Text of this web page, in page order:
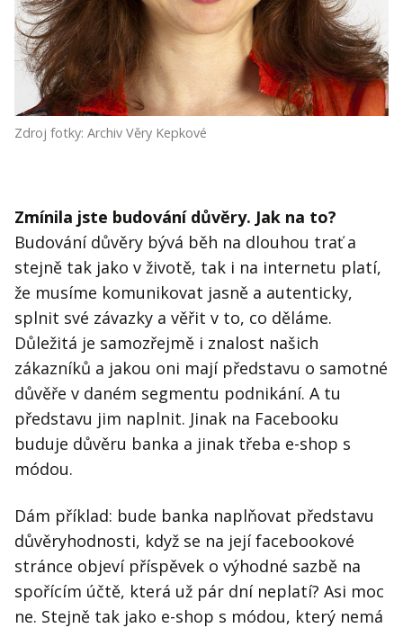
Zdroj fotky: Archiv Věry Kepkové
Zmínila jste budování důvěry. Jak na to?
Budování důvěry bývá běh na dlouhou trať a
stejně tak jako v životě, tak i na internetu platí,
že musíme komunikovat jasně a autenticky,
splnit své závazky a věřit v to, co děláme.
Důležitá je samozřejmě i znalost našich
zákazníků a jakou oni mají představu o samotné
důvěře v daném segmentu podnikání. A tu
představu jim naplnit. Jinak na Facebooku
buduje důvěru banka a jinak třeba e-shop s
módou.
Dám příklad: bude banka naplňovat představu
důvěryhodnosti, když se na její facebookové
stránce objeví příspěvek o výhodné sazbě na
spořícím účtě, která už pár dní neplatí? Asi moc
ne. Stejně tak jako e-shop s módou, který nemá